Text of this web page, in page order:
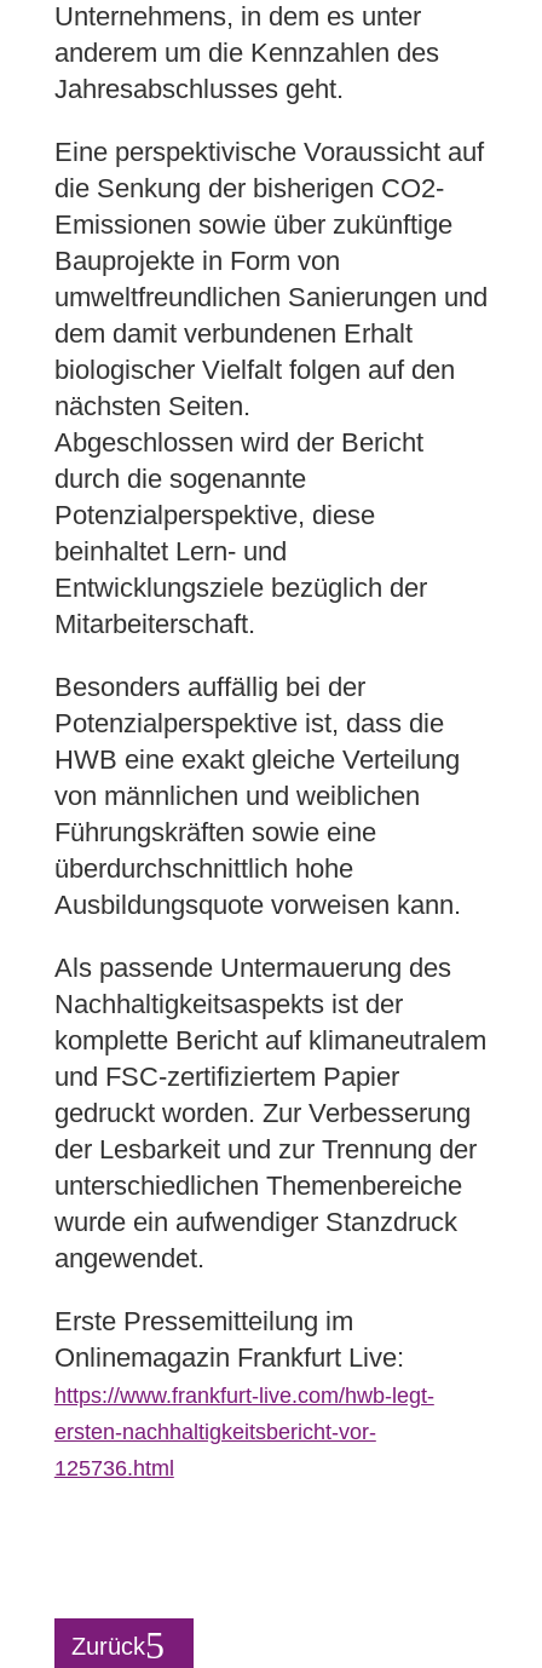
Unternehmens, in dem es unter
anderem um die Kennzahlen des
Jahresabschlusses geht.
Eine perspektivische Voraussicht auf
die Senkung der bisherigen CO2-
Emissionen sowie über zukünftige
Bauprojekte in Form von
umweltfreundlichen Sanierungen und
dem damit verbundenen Erhalt
biologischer Vielfalt folgen auf den
nächsten Seiten.
Abgeschlossen wird der Bericht
durch die sogenannte
Potenzialperspektive, diese
beinhaltet Lern- und
Entwicklungsziele bezüglich der
Mitarbeiterschaft.
Besonders auffällig bei der
Potenzialperspektive ist, dass die
HWB eine exakt gleiche Verteilung
von männlichen und weiblichen
Führungskräften sowie eine
überdurchschnittlich hohe
Ausbildungsquote vorweisen kann.
Als passende Untermauerung des
Nachhaltigkeitsaspekts ist der
komplette Bericht auf klimaneutralem
und FSC-zertifiziertem Papier
gedruckt worden. Zur Verbesserung
der Lesbarkeit und zur Trennung der
unterschiedlichen Themenbereiche
wurde ein aufwendiger Stanzdruck
angewendet.
Erste Pressemitteilung im
Onlinemagazin Frankfurt Live:
https://www.frankfurt-live.com/hwb-legt-
ersten-nachhaltigkeitsbericht-vor-
125736.html
Zurück